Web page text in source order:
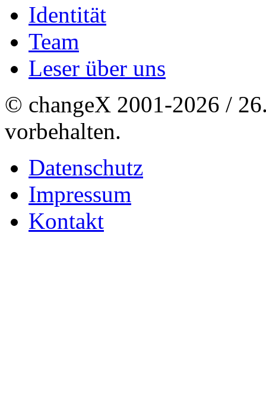
Identität
Team
Leser über uns
© changeX 2001-2026 /
vorbehalten.
Datenschutz
Impressum
Kontakt